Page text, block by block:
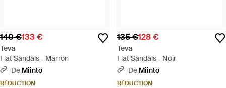
140 €133 €
Teva
Flat Sandals - Marron
De Miinto
RÉDUCTION
135 €128 €
Teva
Flat Sandals - Noir
De Miinto
RÉDUCTION